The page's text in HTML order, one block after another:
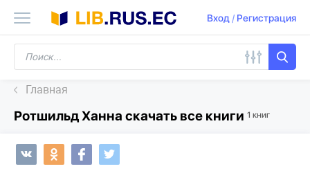
Вход/ Регистрация
Главная
Ротшильд Ханна скачать все книги 1 книг